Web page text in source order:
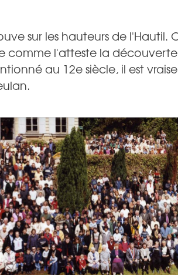
sur les hauteurs de
comme l'atteste la découverte
au 12e siècle, il est